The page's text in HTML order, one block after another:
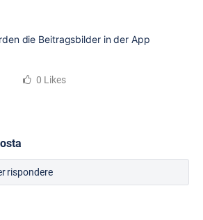
die Beitragsbilder in der App
0 Likes
rispondere